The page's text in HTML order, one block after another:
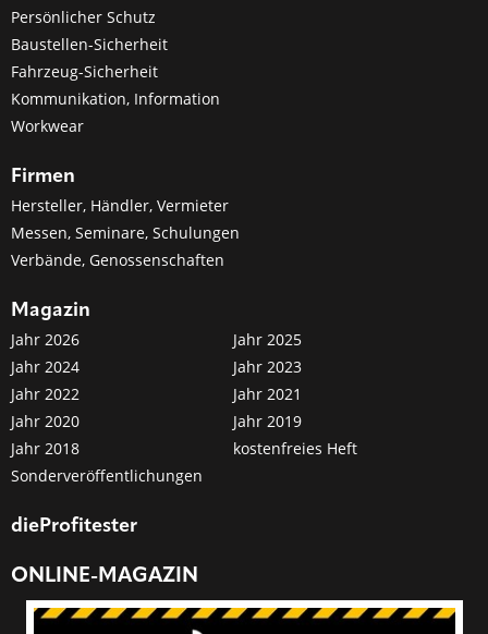
Persönlicher Schutz
Baustellen-Sicherheit
Fahrzeug-Sicherheit
Kommunikation, Information
Workwear
Firmen
Hersteller, Händler, Vermieter
Messen, Seminare, Schulungen
Verbände, Genossenschaften
Magazin
Jahr 2026
Jahr 2025
Jahr 2024
Jahr 2023
Jahr 2022
Jahr 2021
Jahr 2020
Jahr 2019
Jahr 2018
kostenfreies Heft
Sonderveröffentlichungen
dieProfitester
ONLINE-MAGAZIN